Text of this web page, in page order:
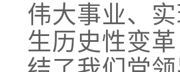
伟大事业、
生历史性变